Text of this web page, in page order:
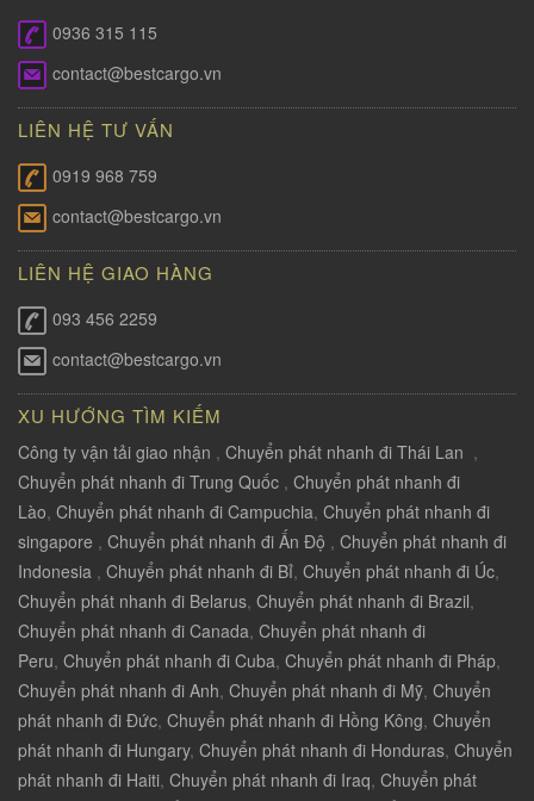
0936 315 115
contact@bestcargo.vn
LIÊN HỆ TƯ VẤN
0919 968 759
contact@bestcargo.vn
LIÊN HỆ GIAO HÀNG
093 456 2259
contact@bestcargo.vn
XU HƯỚNG TÌM KIẾM
Công ty vận tải giao nhận , Chuyển phát nhanh đi Thái Lan ,
Chuyển phát nhanh đi Trung Quốc , Chuyển phát nhanh đi
Lào, Chuyển phát nhanh đi Campuchia, Chuyển phát nhanh đi
singapore , Chuyển phát nhanh đi Ấn Độ , Chuyển phát nhanh đi
Indonesia , Chuyển phát nhanh đi Bỉ, Chuyển phát nhanh đi Úc,
Chuyển phát nhanh đi Belarus, Chuyển phát nhanh đi Brazil,
Chuyển phát nhanh đi Canada, Chuyển phát nhanh đi
Peru, Chuyển phát nhanh đi Cuba, Chuyển phát nhanh đi Pháp,
Chuyển phát nhanh đi Anh, Chuyển phát nhanh đi Mỹ, Chuyển
phát nhanh đi Đức, Chuyển phát nhanh đi Hồng Kông, Chuyển
phát nhanh đi Hungary, Chuyển phát nhanh đi Honduras, Chuyển
phát nhanh đi Haiti, Chuyển phát nhanh đi Iraq, Chuyển phát